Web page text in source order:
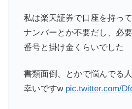
私は楽天証券で口座を持っ
ナンバーとか不要だし、必
番号と掛け金くらいでした
書類面倒、とかで悩んでる
幸いですw pic.twitter.com/